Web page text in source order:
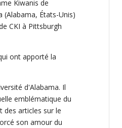
Kiwanis de
(Alabama, États-Unis)
CKI à Pittsburgh
ont apporté la
d'Alabama. Il
emblématique du
des articles sur le
son amour du